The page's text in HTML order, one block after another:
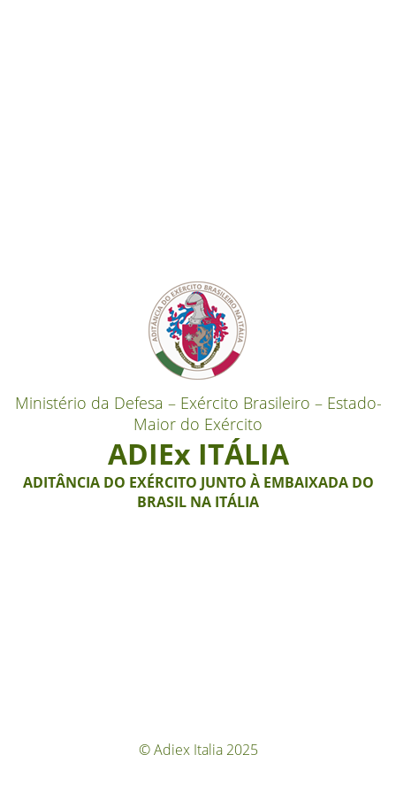
Ministério da Defesa – Exército Brasileiro – Estado-
Maior do Exército
ADIEx ITÁLIA
ADITÂNCIA DO EXÉRCITO JUNTO À EMBAIXADA DO
BRASIL NA ITÁLIA
© Adiex Italia 2025